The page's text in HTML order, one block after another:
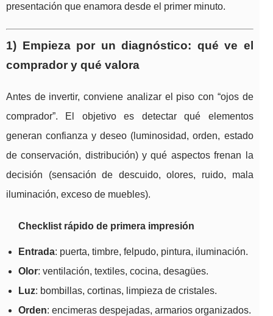
presentación que enamora desde el primer minuto.
1) Empieza por un diagnóstico: qué ve el
comprador y qué valora
Antes de invertir, conviene analizar el piso con “ojos de
comprador”. El objetivo es detectar qué elementos
generan confianza y deseo (luminosidad, orden, estado
de conservación, distribución) y qué aspectos frenan la
decisión (sensación de descuido, olores, ruido, mala
iluminación, exceso de muebles).
Checklist rápido de primera impresión
Entrada: puerta, timbre, felpudo, pintura, iluminación.
Olor: ventilación, textiles, cocina, desagües.
Luz: bombillas, cortinas, limpieza de cristales.
Orden: encimeras despejadas, armarios organizados.